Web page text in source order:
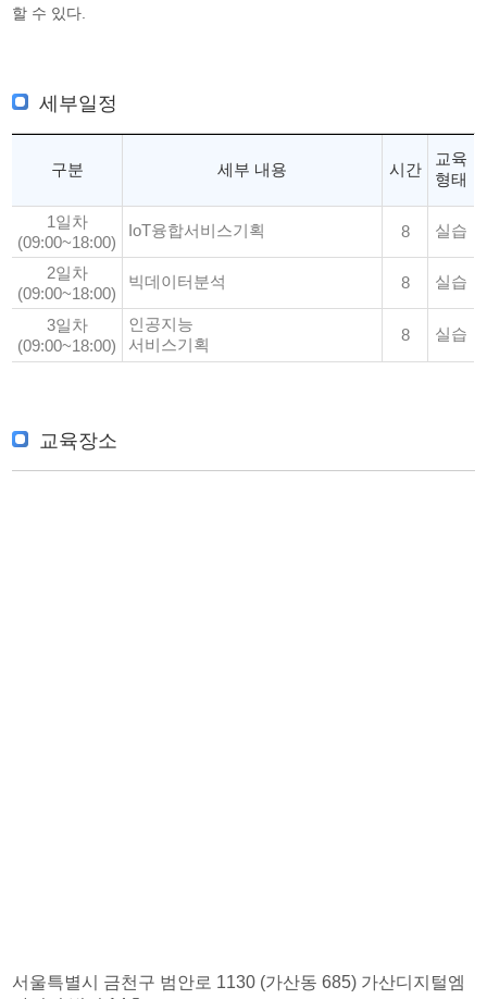
할 수 있다.
세부일정
구분 세부 내용 시간
교육
형태
1일차
(09:00~18:00)
IoT융합서비스기획 8 실습
2일차
(09:00~18:00)
빅데이터분석 8 실습
3일차
(09:00~18:00)
인공지능
서비스기획
8 실습
교육장소
서울특별시 금천구 범안로 1130 (가산동 685) 가산디지털엠